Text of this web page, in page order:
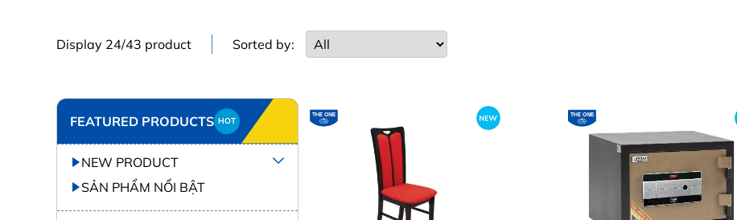
Display 24/43 product Sorted by:
FEATURED PRODUCTS HOT
NEW PRODUCT
SẢN PHẨM NỔI BẬT